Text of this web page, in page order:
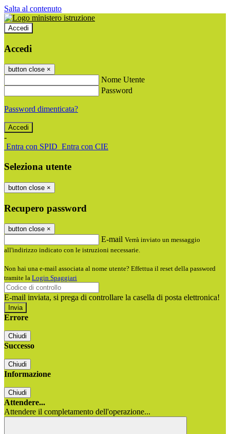
Salta al contenuto
Accedi
Accedi
button close ×
Nome Utente
Password
Password dimenticata?
-
Entra con SPID Entra con CIE
Seleziona utente
button close ×
Recupero password
button close ×
E-mail Verrà inviato un messaggio
all'indirizzo indicato con le istruzioni necessarie.
Non hai una e-mail associata al nome utente? Effettua il reset della password
tramite la Login Spaggiari
E-mail inviata, si prega di controllare la casella di posta elettronica!
Errore
Chiudi
Successo
Chiudi
Informazione
Chiudi
Attendere...
Attendere il completamento dell'operazione...